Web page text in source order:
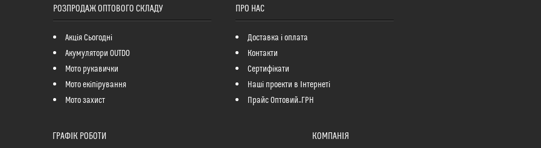
РОЗПРОДАЖ ОПТОВОГО СКЛАДУ
Акція Сьогодні
Акумулятори OUTDO
Мото рукавички
Мото екіпірування
Мото захист
ПРО НАС
Доставка і оплата
Контакти
Сертифікати
Наші проекти в Інтернеті
Прайс Оптовий_ГРН
ГРАФІК РОБОТИ